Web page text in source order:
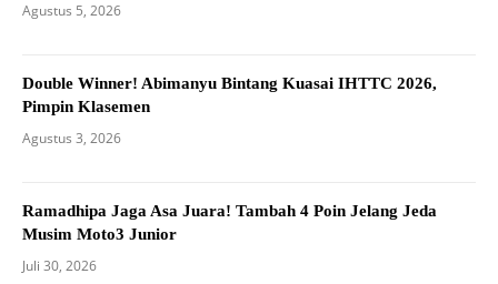
Agustus 5, 2026
Double Winner! Abimanyu Bintang Kuasai IHTTC 2026,
Pimpin Klasemen
Agustus 3, 2026
Ramadhipa Jaga Asa Juara! Tambah 4 Poin Jelang Jeda
Musim Moto3 Junior
Juli 30, 2026